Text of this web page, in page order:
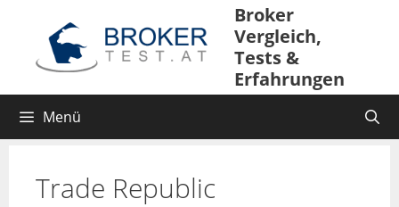
Broker
Vergleich,
Tests &
Erfahrungen
Menü
Trade Republic